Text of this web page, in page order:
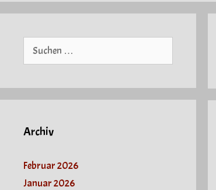
Archiv
Februar 2026
Januar 2026